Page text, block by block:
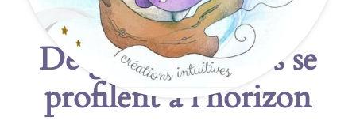
De grandes choses se
profilent à l’horizon